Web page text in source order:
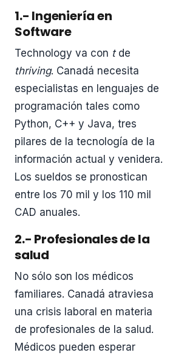
1.- Ingeniería en
Software
Technology va con tde
thriving. Canadá necesita
especialistas en lenguajes de
programación tales como
Python, C++ y Java, tres
pilares de la tecnología de la
información actual y venidera.
Los sueldos se pronostican
entre los 70 mil y los 110 mil
CAD anuales.
2.- Profesionales de la
salud
No sólo son los médicos
familiares. Canadá atraviesa
una crisis laboral en materia
de profesionales de la salud.
Médicos pueden esperar